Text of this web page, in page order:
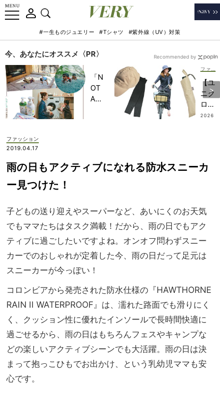
#一生ものジュエリー #Tシャツ #紫外線（UV）対策
今、あなたにオススメ〈PR〉
「N
OT
A
記憶
に一
【極
家族
旅】
を
【ユ
ニク
ロ、
ヤケ
転車
壁
UV
が参
すぎ
る！
2026
Recommended by
ファッション
2019.04.17
雨の日もアクティブになれる防水スニーカ
ー見つけた！
子どもの送り迎えやスーパーなど、あいにくのお天気
でもママたちはタスク満載！だから、雨の日でもアク
ティブに過ごしたいですよね。オンオフ問わずスニー
カーでのおしゃれが定着した今、雨の日だって足元は
スニーカーが今っぽい！
コロンビアから発売された防水仕様の『HAWTHORNE
RAIN II WATERPROOF』は、濡れた路面でも滑りにく
く、クッション性に優れたインソールで長時間快適に
過ごせるから、雨の日はもちろんフェスやキャンプな
どの楽しいアクティブシーンでも大活躍。雨の日は決
まって抱っこひもでお出かけ、という乳幼児ママも安
心です。